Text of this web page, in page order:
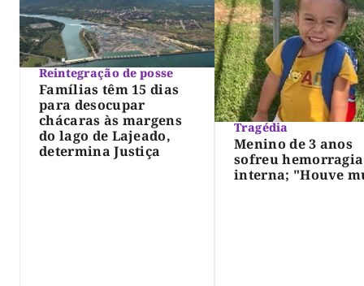
Reintegração de posse
Famílias têm 15 dias
para desocupar
chácaras às margens
do lago de Lajeado,
determina Justiça
Tragédia
Menino de 3 anos
sofreu hemorragia
interna; "Houve